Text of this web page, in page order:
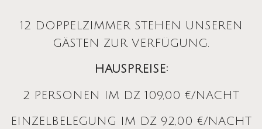
12 DOPPELZIMMER STEHEN UNSEREN
GÄSTEN ZUR VERFÜGUNG.
HAUSPREISE:
2 PERSONEN IM DZ 109,00 €/NACHT
EINZELBELEGUNG IM DZ 92,00 €/NACHT